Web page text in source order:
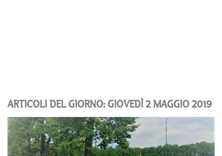
ARTICOLI DEL GIORNO: GIOVEDÌ 2 MAGGIO 2019